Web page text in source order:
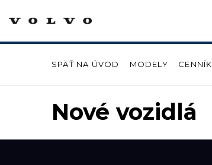
SPÄŤ NA ÚVOD MODELY CENNÍK
Nové vozidlá